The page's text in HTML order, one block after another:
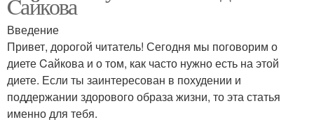
Введение
Привет, дорогой читатель! Сегодня мы поговорим о
диете Cайкова и о том, как часто нужно есть на этой
диете. Если ты заинтересован в похудении и
поддержании здорового образа жизни, то эта статья
именно для тебя.